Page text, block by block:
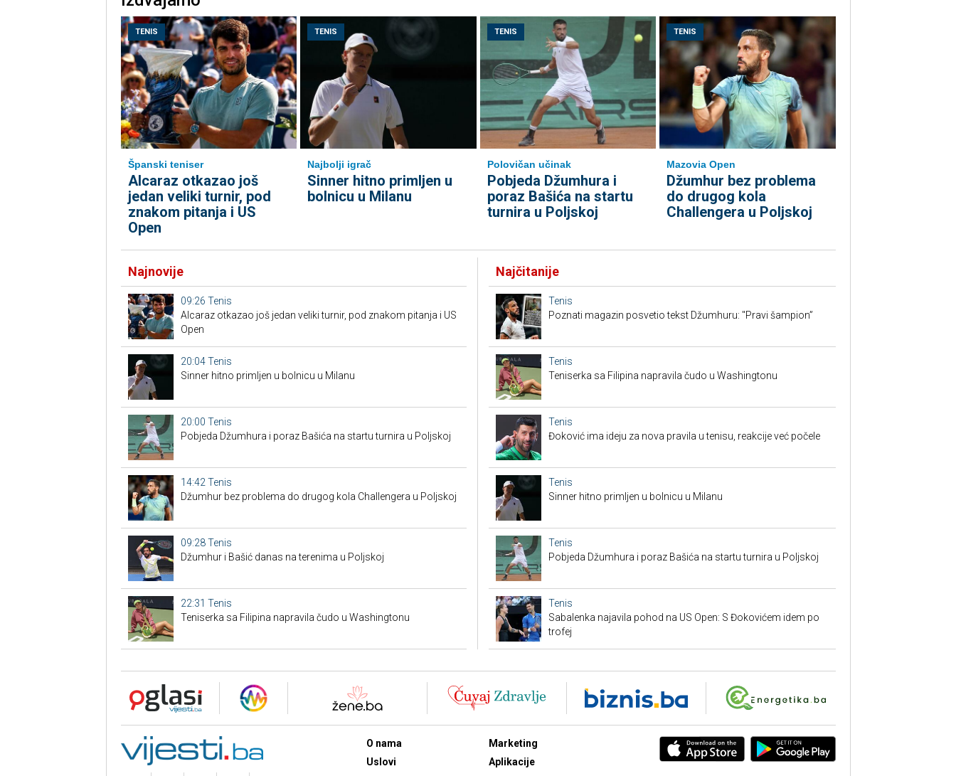
TENIS
Španski teniser
Alcaraz otkazao još
jedan veliki turnir, pod
znakom pitanja i US
Open
TENIS
Najbolji igrač
Sinner hitno primljen u
bolnicu u Milanu
TENIS
Polovičan učinak
Pobjeda Džumhura i
poraz Bašića na startu
turnira u Poljskoj
TENIS
Mazovia Open
Džumhur bez problema
do drugog kola
Challengera u Poljskoj
Najnovije
09:26 Tenis
Alcaraz otkazao još jedan veliki turnir, pod znakom pitanja i US
Open
20:04Tenis
Sinner hitno primljen u bolnicu u Milanu
20:00 Tenis
Pobjeda Džumhura i poraz Bašića na startu turnira u Poljskoj
14:42 Tenis
Džumhur bez problema do drugog kola Challengera u Poljskoj
09:28Tenis
Džumhur i Bašić danas na terenima u Poljskoj
22:31 Tenis
Teniserka sa Filipina napravila čudo u Washingtonu
Najčitanije
Tenis
Poznati magazin posvetio tekst Džumhuru: "Pravi šampion”
Tenis
Teniserka sa Filipina napravila čudo u Washingtonu
Tenis
Đoković ima ideju za nova pravila u tenisu, reakcije već počele
Tenis
Sinner hitno primljen u bolnicu u Milanu
Tenis
Pobjeda Džumhura i poraz Bašića na startu turnira u Poljskoj
Tenis
Sabalenka najavila pohod na US Open: S Đokovićem idem po
trofej
O nama
Uslovi
Marketing
Aplikacije